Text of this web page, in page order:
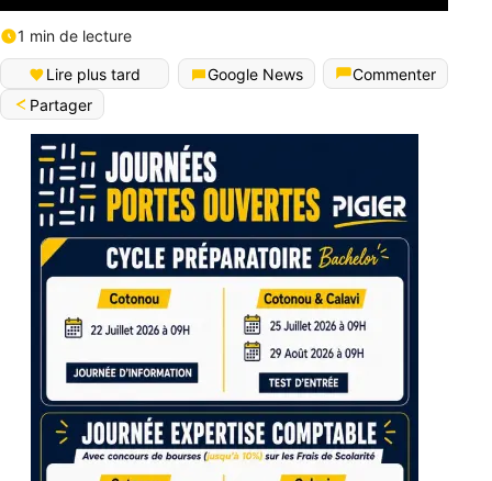
1 min de lecture
Lire plus tard Google News
Commenter
Partager